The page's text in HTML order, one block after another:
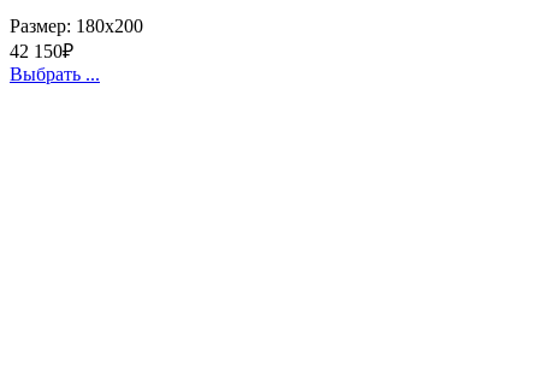
Размер: 180x200
42 150₽
Выбрать ...